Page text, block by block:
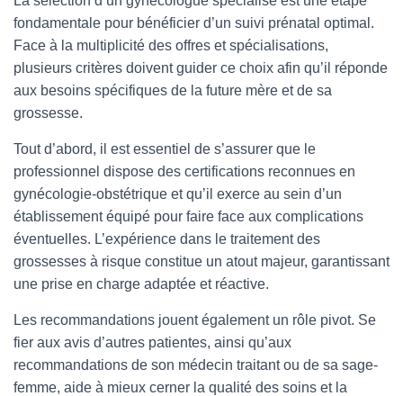
fondamentale pour bénéficier d’un suivi prénatal optimal.
Face à la multiplicité des offres et spécialisations,
plusieurs critères doivent guider ce choix afin qu’il réponde
aux besoins spécifiques de la future mère et de sa
grossesse.
Tout d’abord, il est essentiel de s’assurer que le
professionnel dispose des certifications reconnues en
gynécologie-obstétrique et qu’il exerce au sein d’un
établissement équipé pour faire face aux complications
éventuelles. L’expérience dans le traitement des
grossesses à risque constitue un atout majeur, garantissant
une prise en charge adaptée et réactive.
Les recommandations jouent également un rôle pivot. Se
fier aux avis d’autres patientes, ainsi qu’aux
recommandations de son médecin traitant ou de sa sage-
femme, aide à mieux cerner la qualité des soins et la